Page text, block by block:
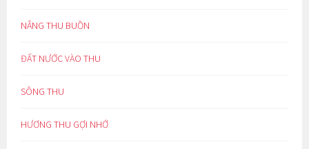
NẮNG THU BUỒN
ĐẤT NƯỚC VÀO THU
SÔNG THU
HƯƠNG THU GỢI NHỚ